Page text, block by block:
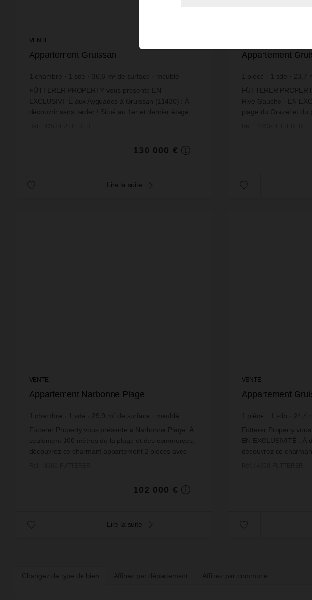
VENTE
Appartement Gruissan
chambre sde 36,6 m² de surface
meublé
3 551,91 €prix / m²
FÜTTERER PROPERTY vous présente EN
EXCLUSIVITÉ aux Ayguades à Gruissan (11430) : À
découvrir sans tarder ! Situé au 1er et dernier étage
130 000 €
Lire la suite
Appartement
pièce sde 23,7
4 641,35 €prix / m²
FÜTTERER
Rive Gauche - EN
plage du Grazel et du
VENTE
Appartement Narbonne Plage
chambre sde 29,9 m² de surface
meublé
3 411,37 €
Fütterer Property vous présente à Narbonne Plage :À
seulement 100 mètres de la plage et des commerces,
découvrez ce charmant appartement 2 pièces avec
102 000 €
Lire la suite
VENTE
Appartement
pièce sdb 24,4
4 057,38 €
Fütterer Property
EN EXCLUSIVITÉ : À
découvrez ce
Changez de type de bien Affinez par département Affinez par commune